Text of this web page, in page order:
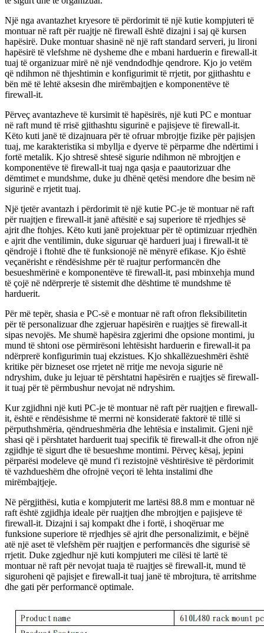
Një nga avantazhet kryesore të përdorimit të një kutie kompjuteri të
montuar në raft për ruajtje në firewall është dizajni i saj që kursen
hapësirë. Duke montuar shasinë në një raft standard serveri, ju lironi
hapësirë ​​të vlefshme në dysheme dhe e mbani harduerin e firewall-it
tuaj të organizuar mirë në një vendndodhje qendrore. Kjo jo vetëm
që ndihmon në thjeshtimin e konfigurimit të rrjetit, por gjithashtu e
bën më të lehtë aksesin dhe mirëmbajtjen e komponentëve të
firewall-it.
Përveç avantazheve të kursimit të hapësirës, ​​një kuti PC e montuar
në raft mund të rrisë gjithashtu sigurinë e pajisjeve të firewall-it.
Këto kuti janë të dizajnuara për të ofruar mbrojtje fizike për pajisjen
tuaj, me karakteristika si mbyllja e dyerve të përparme dhe ndërtimi i
fortë metalik. Kjo shtresë shtesë sigurie ndihmon në mbrojtjen e
komponentëve të firewall-it tuaj nga qasja e paautorizuar dhe
dëmtimet e mundshme, duke ju dhënë qetësi mendore dhe besim në
sigurinë e rrjetit tuaj.
Një tjetër avantazh i përdorimit të një kutie PC-je të montuar në raft
për ruajtjen e firewall-it janë aftësitë e saj superiore të rrjedhjes së
ajrit dhe ftohjes. Këto kuti janë projektuar për të optimizuar rrjedhën
e ajrit dhe ventilimin, duke siguruar që hardueri juaj i firewall-it të
qëndrojë i ftohtë dhe të funksionojë në mënyrë efikase. Kjo është
veçanërisht e rëndësishme për të ruajtur performancën dhe
besueshmërinë e komponentëve të firewall-it, pasi mbinxehja mund
të çojë në ndërprerje të sistemit dhe dështime të mundshme të
harduerit.
Për më tepër, shasia e PC-së e montuar në raft ofron fleksibilitetin
për të personalizuar dhe zgjeruar hapësirën e ruajtjes së firewall-it
sipas nevojës. Me shumë hapësira zgjerimi dhe opsione montimi, ju
mund të shtoni ose përmirësoni lehtësisht harduerin e firewall-it pa
ndërprerë konfigurimin tuaj ekzistues. Kjo shkallëzueshmëri është
kritike për bizneset ose rrjetet në rritje me nevoja sigurie në
ndryshim, duke ju lejuar të përshtatni hapësirën e ruajtjes së firewall-
it tuaj për të përmbushur nevojat në ndryshim.
Kur zgjidhni një kuti PC-je të montuar në raft për ruajtjen e firewall-
it, është e rëndësishme të merrni në konsideratë faktorë të tillë si
përputhshmëria, qëndrueshmëria dhe lehtësia e instalimit. Gjeni një
shasi që i përshtatet harduerit tuaj specifik të firewall-it dhe ofron një
zgjidhje të sigurt dhe të besueshme montimi. Përveç kësaj, jepini
përparësi modeleve që mund t'i rezistojnë vështirësive të përdorimit
të vazhdueshëm dhe ofrojnë veçori të lehta instalimi dhe
mirëmbajtjeje.
Në përgjithësi, kutia e kompjuterit me lartësi 88.8 mm e montuar në
raft është zgjidhja ideale për ruajtjen dhe mbrojtjen e pajisjeve të
firewall-it. Dizajni i saj kompakt dhe i fortë, i shoqëruar me
funksione superiore të rrjedhjes së ajrit dhe personalizimit, e bëjnë
atë një aset të vlefshëm për ruajtjen e performancës dhe sigurisë së
rrjetit. Duke zgjedhur një kuti kompjuteri me cilësi të lartë të
montuar në raft për nevojat tuaja të ruajtjes së firewall-it, mund të
siguroheni që pajisjet e firewall-it tuaj janë të mbrojtura, të arritshme
dhe gati për performancë optimale.